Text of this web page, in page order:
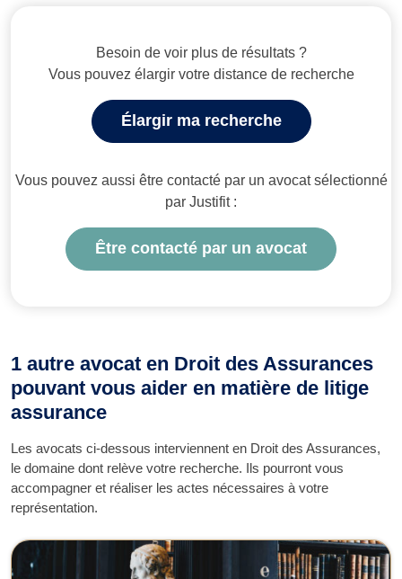
Besoin de voir plus de résultats ?
Vous pouvez élargir votre distance de recherche
Élargir ma recherche
Vous pouvez aussi être contacté par un avocat sélectionné
par Justifit :
Être contacté par un avocat
1 autre avocat en Droit des Assurances
pouvant vous aider en matière de litige
assurance
Les avocats ci-dessous interviennent en Droit des Assurances,
le domaine dont relève votre recherche. Ils pourront vous
accompagner et réaliser les actes nécessaires à votre
représentation.